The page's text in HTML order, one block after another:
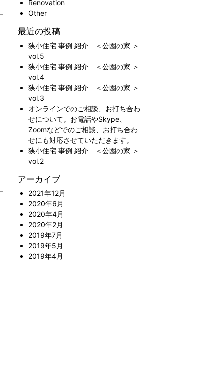
Renovation
Other
最近の投稿
狭小住宅 事例 紹介 ＜公園の家 ＞
vol.5
狭小住宅 事例 紹介 ＜公園の家 ＞
vol.4
狭小住宅 事例 紹介 ＜公園の家 ＞
vol.3
オンラインでのご相談、お打ち合わ
せについて。お電話やSkype、
Zoomなどでのご相談、お打ち合わ
せにも対応させていただきます。
狭小住宅 事例 紹介 ＜公園の家 ＞
vol.2
アーカイブ
2021年12月
2020年6月
2020年4月
2020年2月
2019年7月
2019年5月
2019年4月